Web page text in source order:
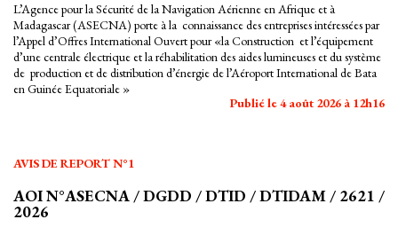
L’Agence pour la Sécurité de la Navigation Aérienne en Afrique et à
Madagascar (ASECNA) porte à la connaissance des entreprises intéressées par
l’Appel d’Offres International Ouvert pour «la Construction et l’équipement
d’une centrale électrique et la réhabilitation des aides lumineuses et du système
de production et de distribution d’énergie de l’Aéroport International de Bata
en Guinée Equatoriale »
Publié le 4 août 2026 à 12h16
AVIS DE REPORT N°1
AOI N°ASECNA / DGDD / DTID / DTIDAM / 2621 /
2026